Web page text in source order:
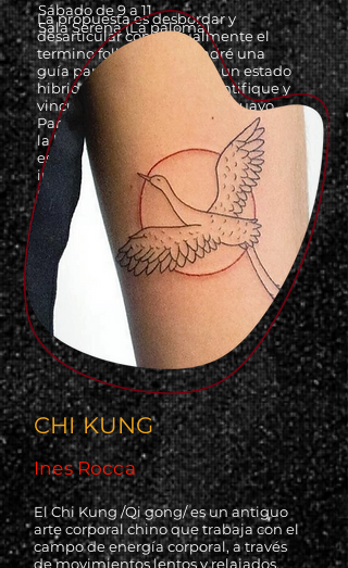
Sábado de 9 a 11
Sala Serena (La paloma)
La propuesta es desbordar y
desarticular conceptualmente el
termino folklore. Propondré una
guía para adentrarnos en un estado
hibrido-animal que se identifique y
vincule con el territorio Uruguayo.
Para explorar desde esta sensación
la liberación, el despoje de todas
esas creencias y tradiciones
impuestas por herencia familiar,
social, política o religiosa.
Domingo 15 a 17hrs
Espacio Público (Rocha)
CHI KUNG
Ines Rocca
El Chi Kung /Qi gong/ es un antiguo
arte corporal chino que trabaja con el
campo de energía corporal, a través
de movimientos lentos y relajados,